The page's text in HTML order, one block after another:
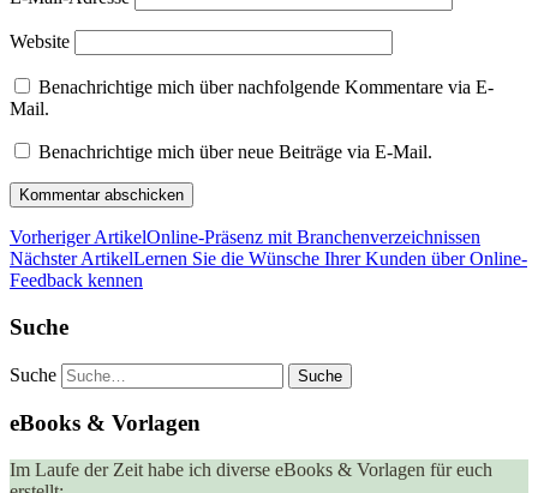
Website
Benachrichtige mich über nachfolgende Kommentare via E-
Mail.
Benachrichtige mich über neue Beiträge via E-Mail.
Vorheriger ArtikelOnline-Präsenz mit Branchenverzeichnissen
Nächster ArtikelLernen Sie die Wünsche Ihrer Kunden über Online-
Feedback kennen
Suche
Suche
eBooks & Vorlagen
Im Laufe der Zeit habe ich diverse eBooks & Vorlagen für euch